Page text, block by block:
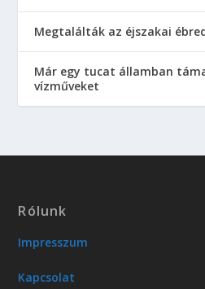
Megtalálták az éjszakai
Már egy tucat államban
vízműveket
Rólunk
Impresszum
Kapcsolat